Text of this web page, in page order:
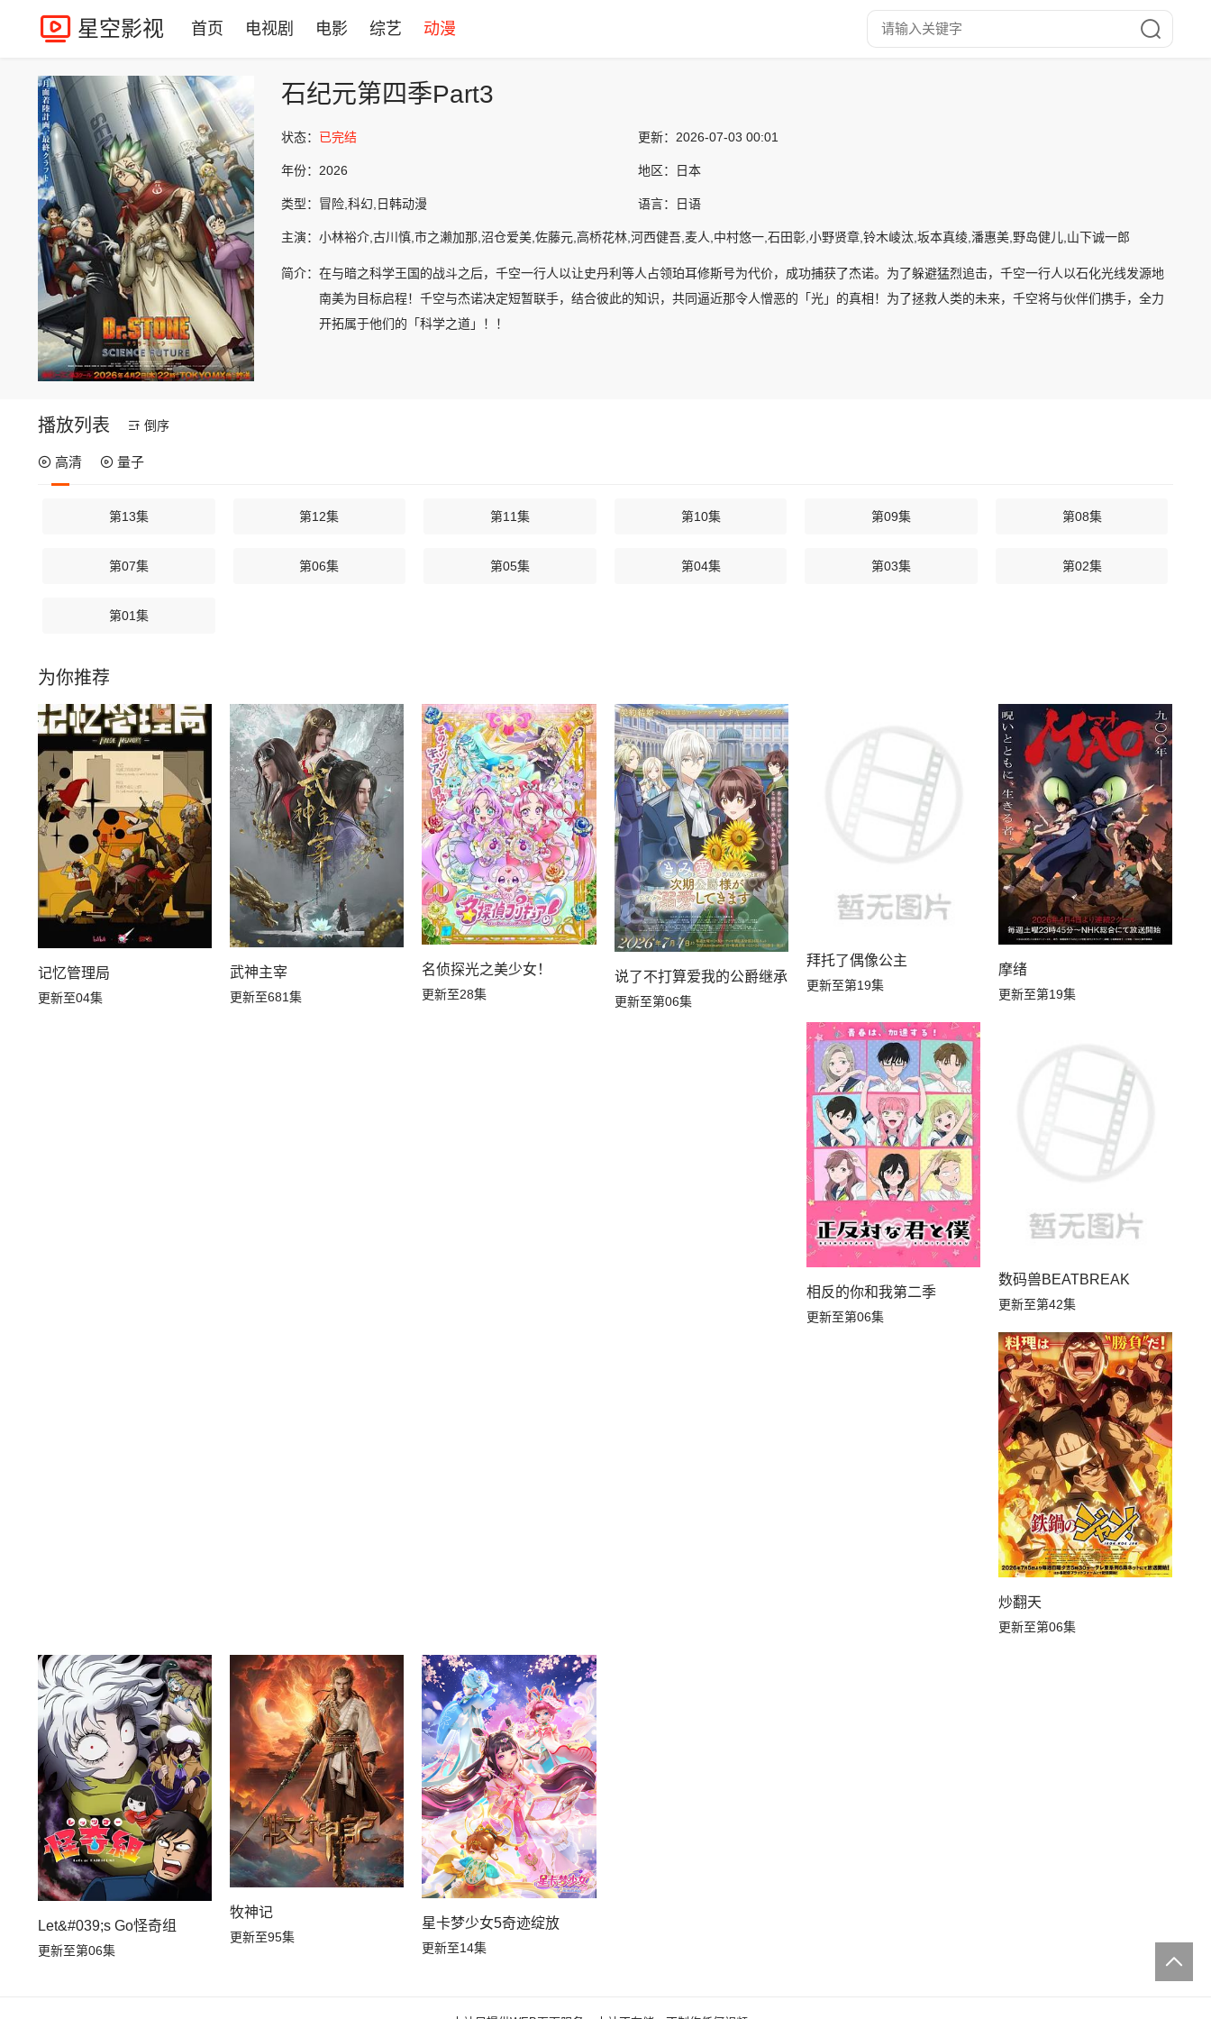
星空影视 首页 电视剧 电影 综艺 动漫
石纪元第四季Part3
状态： 已完结 更新： 2026-07-03 00:01
年份： 2026 地区： 日本
类型： 冒险,科幻,日韩动漫 语言： 日语
主演： 小林裕介,古川慎,市之濑加那,沼仓爱美,佐藤元,高桥花林,河西健吾,麦人,中村悠一,石田彰,小野贤章,铃木崚汰,坂本真绫,潘惠美,野岛健儿,山下诚一郎
简介： 在与暗之科学王国的战斗之后，千空一行人以让史丹利等人占领珀耳修斯号为代价，成功捕获了杰诺。为了躲避猛烈追击，千空一行人以石化光线发源地
南美为目标启程！千空与杰诺决定短暂联手，结合彼此的知识，共同逼近那令人憎恶的「光」的真相！为了拯救人类的未来，千空将与伙伴们携手，全力
开拓属于他们的「科学之道」！！
播放列表 倒序
高清 量子
第13集 第12集 第11集 第10集 第09集 第08集
第07集 第06集 第05集 第04集 第03集 第02集
第01集
为你推荐
记忆管理局
更新至04集
武神主宰
更新至681集
名侦探光之美少女！
更新至28集
说了不打算爱我的公爵继承人，不知为何对我宠爱有加
更新至第06集
拜托了偶像公主
更新至第19集
摩绪
更新至第19集
相反的你和我第二季
更新至第06集
数码兽BEATBREAK
更新至第42集
炒翻天
更新至第06集
Let&#039;s Go怪奇组
更新至第06集
牧神记
更新至95集
星卡梦少女5奇迹绽放
更新至14集